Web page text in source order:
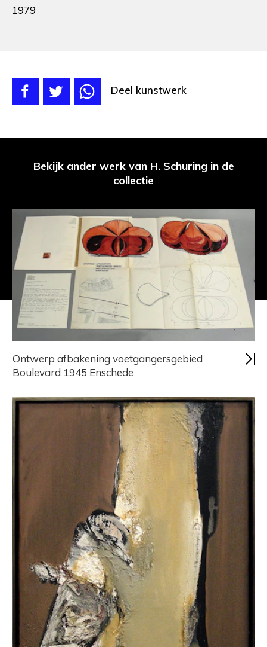
1979
Deel kunstwerk
Bekijk ander werk van H. Schuring in de
collectie
Ontwerp afbakening voetgangersgebied
Boulevard 1945 Enschede